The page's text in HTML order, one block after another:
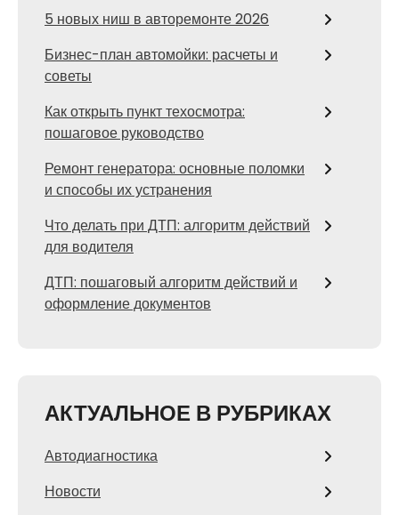
5 новых ниш в авторемонте 2026
Бизнес-план автомойки: расчеты и
советы
Как открыть пункт техосмотра:
пошаговое руководство
Ремонт генератора: основные поломки
и способы их устранения
Что делать при ДТП: алгоритм действий
для водителя
ДТП: пошаговый алгоритм действий и
оформление документов
АКТУАЛЬНОЕ В РУБРИКАХ
Автодиагностика
Новости